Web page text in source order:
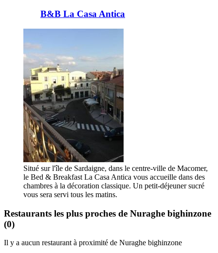
B&B La Casa Antica
Situé sur l'île de Sardaigne, dans le centre-ville de Macomer,
le Bed & Breakfast La Casa Antica vous accueille dans des
chambres à la décoration classique. Un petit-déjeuner sucré
vous sera servi tous les matins.
Restaurants les plus proches de Nuraghe bighinzone
(0)
Il y a aucun restaurant à proximité de Nuraghe bighinzone